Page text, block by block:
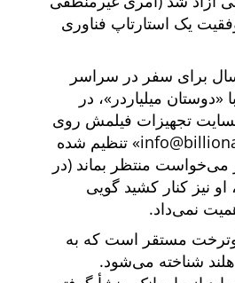
یک استارتاپ فناوری
از صرف ۲ سال برای سفر در سراسر
دوستان میلیاردر
، در
تجهیزات فیلمش روی
تنظیم شده
می‌خواست منتظر بماند (در
او نیز کنار کشید گویی
نمی‌داد.
مستقر است که به
شناخته می‌شود.